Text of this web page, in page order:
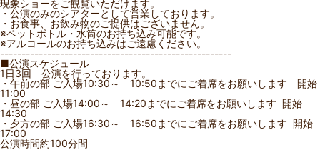
現象ショーをご観覧いただけます。
・公演のみのシアターとして営業しております。
・お食事、お飲み物のご提供はございません。
※ペットボトル・水筒のお持ち込み可能です。
※アルコールのお持ち込みはご遠慮ください。
------------------------------------------------------
■公演スケジュール
1日3回 公演を行っております。
・午前の部 ご入場10:30～ 10:50までにご着席をお願いします 開始
11:00
・昼の部 ご入場14:00～ 14:20までにご着席をお願いします 開始
14:30
・夕方の部 ご入場16:30～ 16:50までにご着席をお願いします 開始
17:00
公演時間約100分間